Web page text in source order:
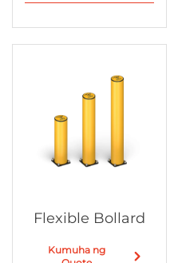
Flexible Bollard
Kumuha ng